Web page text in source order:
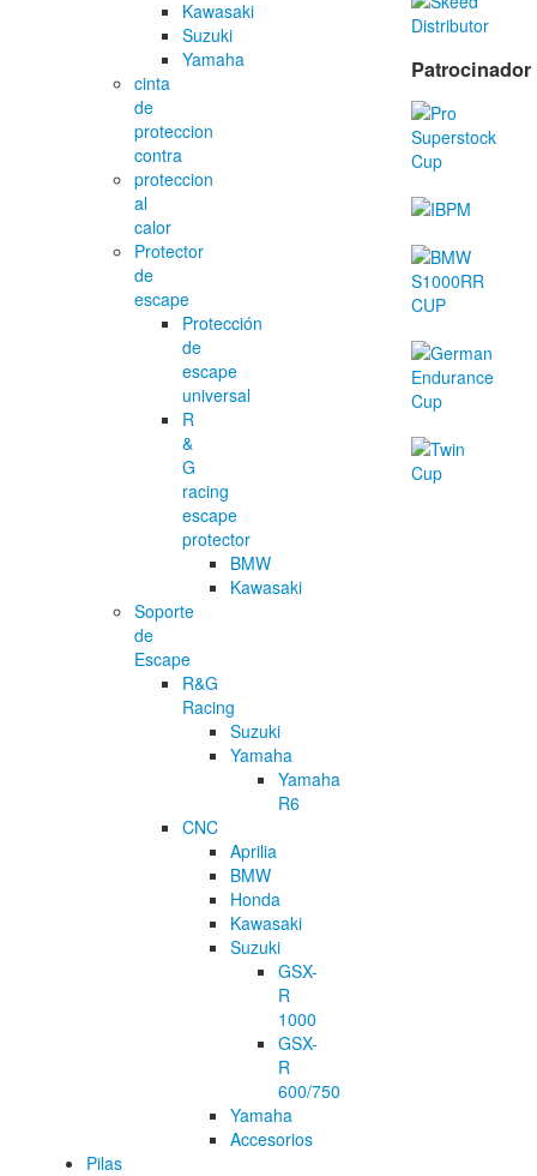
Kawasaki
Suzuki
Yamaha
cinta
de
proteccion
contra
proteccion
al
calor
Protector
de
escape
Protección
de
escape
universal
R
&
G
racing
escape
protector
BMW
Kawasaki
Soporte
de
Escape
R&G
Racing
Suzuki
Yamaha
Yamaha
R6
CNC
Aprilia
BMW
Honda
Kawasaki
Suzuki
GSX-
R
1000
GSX-
R
600/750
Yamaha
Accesorios
Pilas
Patrocinador